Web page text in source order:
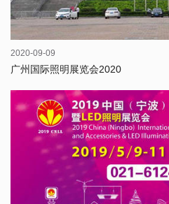
2020-09-09
广州国际照明展览会2020